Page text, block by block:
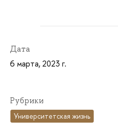
Дата
6 марта, 2023 г.
Рубрики
Университетская жизнь